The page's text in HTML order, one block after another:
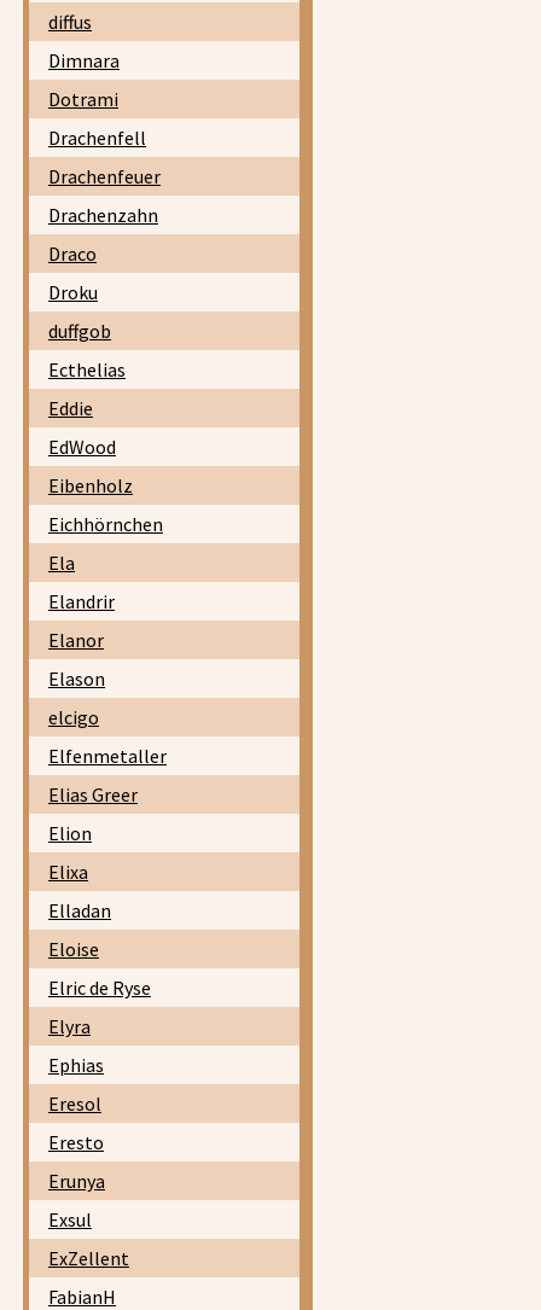
diffus
Dimnara
Dotrami
Drachenfell
Drachenfeuer
Drachenzahn
Draco
Droku
duffgob
Ecthelias
Eddie
EdWood
Eibenholz
Eichhörnchen
Ela
Elandrir
Elanor
Elason
elcigo
Elfenmetaller
Elias Greer
Elion
Elixa
Elladan
Eloise
Elric de Ryse
Elyra
Ephias
Eresol
Eresto
Erunya
Exsul
ExZellent
FabianH